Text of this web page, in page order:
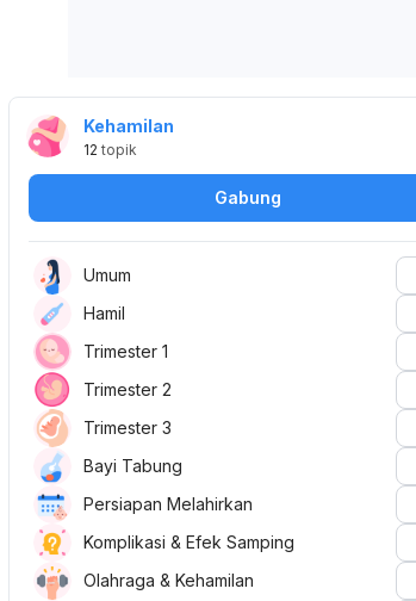
Kehamilan
12 topik
Gabung
Umum
Hamil
Trimester 1
Trimester 2
Trimester 3
Bayi Tabung
Persiapan Melahirkan
Komplikasi & Efek Samping
Olahraga & Kehamilan